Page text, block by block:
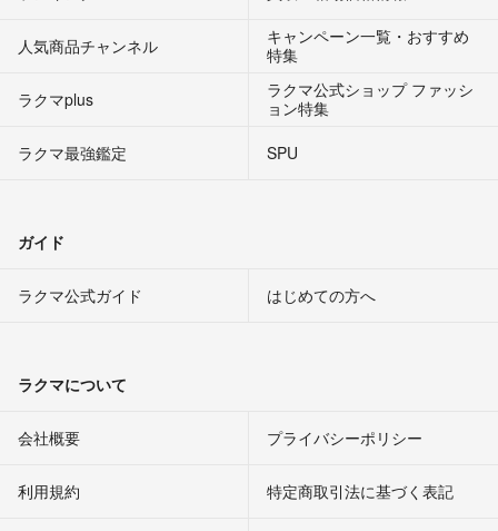
人気商品チャンネル
キャンペーン一覧・おすすめ
特集
ラクマplus
ラクマ公式ショップ ファッシ
ョン特集
ラクマ最強鑑定
SPU
ガイド
ラクマ公式ガイド はじめての方へ
ラクマについて
会社概要 プライバシーポリシー
利用規約 特定商取引法に基づく表記